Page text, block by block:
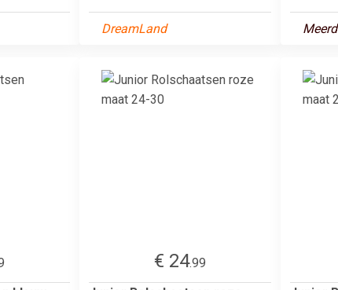
DreamLand
€ 24.99